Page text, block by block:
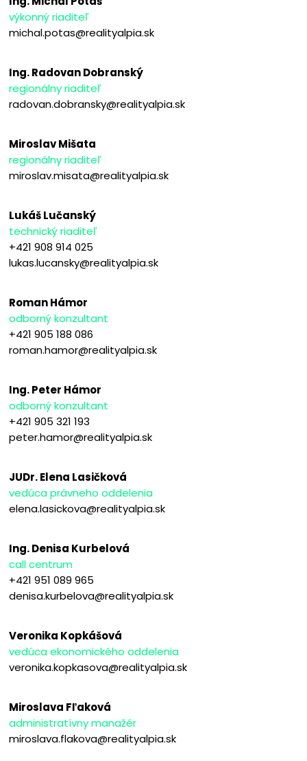
výkonný riaditeľ
michal.potas@realityalpia.sk
Ing. Radovan Dobranský
regionálny riaditeľ
radovan.dobransky@realityalpia.sk
Miroslav Mišata
regionálny riaditeľ
miroslav.misata@realityalpia.sk
Lukáš Lučanský
technický riaditeľ
+421 908 914 025
lukas.lucansky@realityalpia.sk
Roman Hámor
odborný konzultant
+421 905 188 086
roman.hamor@realityalpia.sk
Ing. Peter Hámor
odborný konzultant
+421 905 321 193
peter.hamor@realityalpia.sk
JUDr. Elena Lasičková
vedúca právneho oddelenia
elena.lasickova@realityalpia.sk
Ing. Denisa Kurbelová
call centrum
+421 951 089 965
denisa.kurbelova@realityalpia.sk
Veronika Kopkášová
vedúca ekonomického oddelenia
veronika.kopkasova@realityalpia.sk
Miroslava Fľaková
administratívny manažér
miroslava.flakova@realityalpia.sk